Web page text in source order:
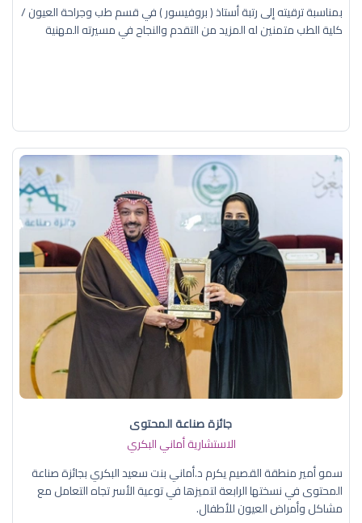
بمناسبة ترقيته إلى رتبة أستاذ ( بروفيسور ) في قسم طب وجراحة العيون /
كلية الطب متمنين له المزيد من التقدم والنجاح في مسيرته المهنية
جائزة صناعة المحتوى
الاستشارية أماني البكري
سمو أمير منطقة القصيم يكرم د.أماني بنت سعيد البكري بجائزة صناعة
المحتوى في نسختها الرابعة لتميزها في توعية الأسر تجاه التعامل مع
مشاكل وأمراض العيون للأطفال.